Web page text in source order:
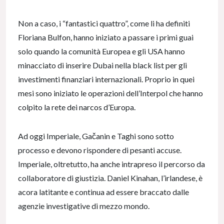
Non a caso, i “fantastici quattro”, come li ha definiti
Floriana Bulfon, hanno iniziato a passare i primi guai
solo quando la comunità Europea e gli USA hanno
minacciato di inserire Dubai nella black list per gli
investimenti finanziari internazionali. Proprio in quei
mesi sono iniziato le operazioni dell’Interpol che hanno
colpito la rete dei narcos d’Europa.
Ad oggi Imperiale, Gačanin e Taghi sono sotto
processo e devono rispondere di pesanti accuse.
Imperiale, oltretutto, ha anche intrapreso il percorso da
collaboratore di giustizia. Daniel Kinahan, l’irlandese, è
acora latitante e continua ad essere braccato dalle
agenzie investigative di mezzo mondo.